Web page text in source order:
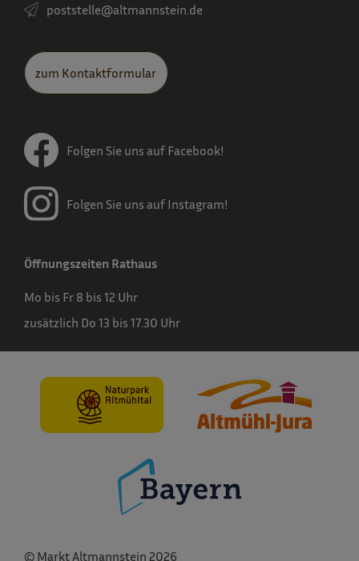
poststelle­@altmannstein.de
zum Kontaktformular
Folgen Sie uns auf Facebook!
Folgen Sie uns auf Instagram!
Öffnungszeiten Rathaus
Mo bis Fr 8 bis 12 Uhr
zusätzlich Do 13 bis 17.30 Uhr
© Markt Altmannstein 2026